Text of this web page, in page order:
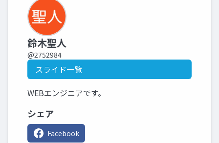
鈴木聖人
@2752984
スライド一覧
WEBエンジニアです。
シェア
Facebook